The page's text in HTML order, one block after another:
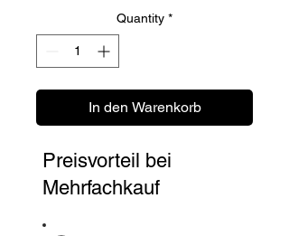
Quantity *
In den Warenkorb
Preisvorteil bei
Mehrfachkauf